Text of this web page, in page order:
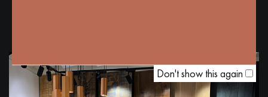
Don't show this again